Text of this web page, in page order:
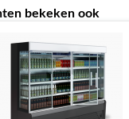
bekeken ook